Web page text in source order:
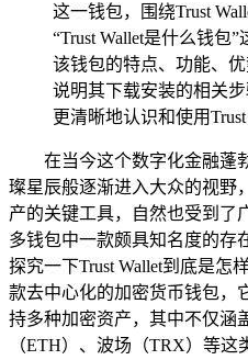
这一钱包，围绕Trust
“Trust Wallet是什么钱包
该钱包的特点、功能、
说明其下载安装的相关
更清晰地认识和使用Trust
在当今这个数字化金融蓬
璨星辰般逐渐进入大众的视野
产的关键工具，自然也受到了
多钱包中一款颇具知名度的存
探究一下Trust Wallet到底是怎
款去中心化的加密货币钱包，
持多种加密资产，其中不仅涵
（ETH）、波场（TRX）等